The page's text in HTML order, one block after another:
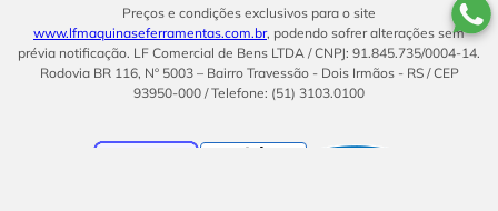
Preços e condições exclusivos para o site
www.lfmaquinaseferramentas.com.br, podendo sofrer alterações sem
prévia notificação. LF Comercial de Bens LTDA / CNPJ: 91.845.735/0004-14.
Rodovia BR 116, Nº 5003 – Bairro Travessão - Dois Irmãos - RS / CEP
93950-000 / Telefone: (51) 3103.0100